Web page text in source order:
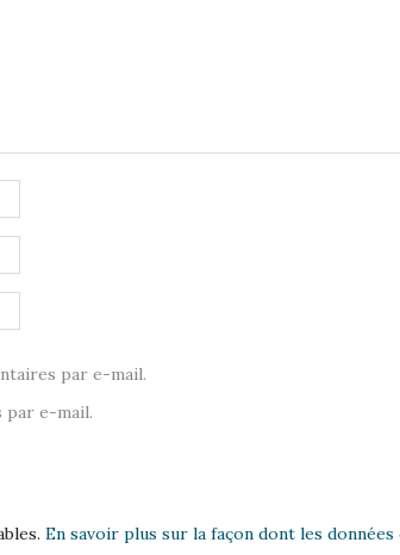
par e-mail.
par e-mail.
En savoir plus sur la façon dont les